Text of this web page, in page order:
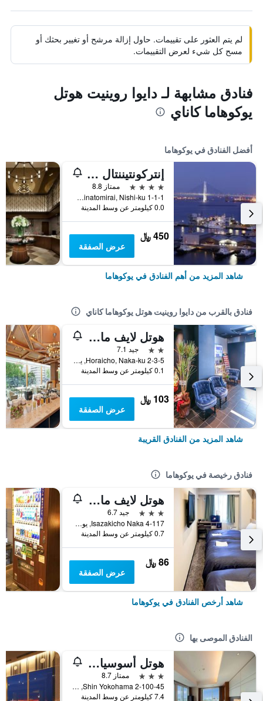
لم يتم العثور على تقييمات. حاول إزالة مرشح أو تغيير بحثك أو
مسح كل شيء لعرض التقييمات.
فنادق مشابهة لـ دايوا روينيت هوتل
يوكوهاما كاناي
أفضل الفنادق في يوكوهاما
إنتركونتيننتال يوكوهاما غراند
4 نجوم
ممتاز 8.8
1-1-1 Minatomirai, Nishi-ku, يوكوهاما, اليابان
0.0 كيلومتر عن وسط المدينة
450 ﷼
عرض الصفقة
شاهد المزيد من أهم الفنادق في يوكوهاما
فنادق بالقرب من دايوا روينيت هوتل يوكوهاما كاناي
هوتل لايف ماكس يوكوهاما كاناي إكيماي
2 نجمتين
جيد 7.1
2-3-5 Horaicho, Naka-ku, يوكوهاما, اليابان
0.1 كيلومتر عن وسط المدينة
103 ﷼
عرض الصفقة
شاهد المزيد من الفنادق القريبة
فنادق رخيصة في يوكوهاما
هوتل لايف ماكس يوكوهاما كاناي
3 نجوم
جيد 6.7
4-117 Isazakicho Naka, يوكوهاما, اليابان
0.7 كيلومتر عن وسط المدينة
86 ﷼
عرض الصفقة
شاهد أرخص الفنادق في يوكوهاما
الفنادق الموصى بها
هوتل أسوسيا شين-يوكوهاما
3 نجوم
ممتاز 8.7
2-100-45 Shin Yokohama, يوكوهاما, اليابان
7.4 كيلومتر عن وسط المدينة